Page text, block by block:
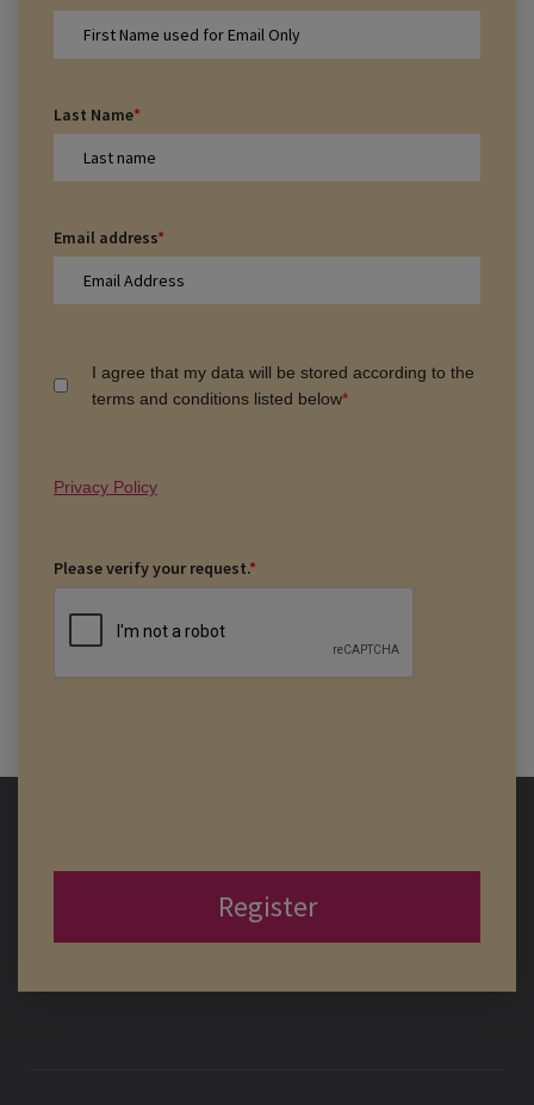
Last Name*
Email address*
I agree that my data will be stored according to the
terms and conditions listed below*
Privacy Policy
Please verify your request.*
Register